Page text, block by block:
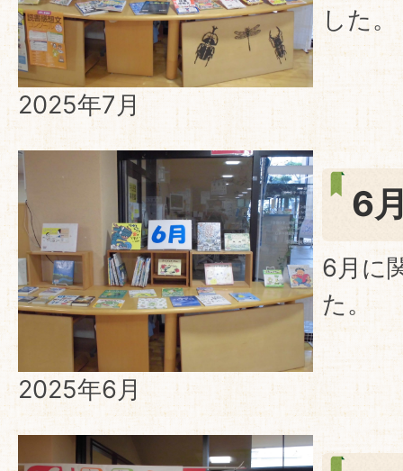
2025年7月
した。
2025年6月
6
6月に
た。